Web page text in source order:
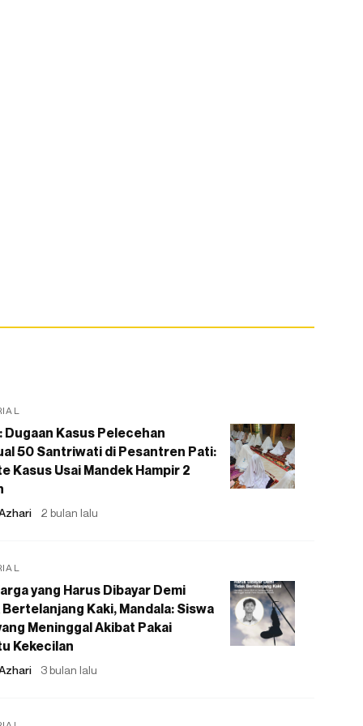
Dugaan Kasus Pelecehan
50 Santriwati di Pesantren Pati:
Kasus Usai Mandek Hampir 2
2 bulan lalu
yang Harus Dibayar Demi
Kaki, Mandala: Siswa
Meninggal Akibat Pakai
Kekecilan
3 bulan lalu